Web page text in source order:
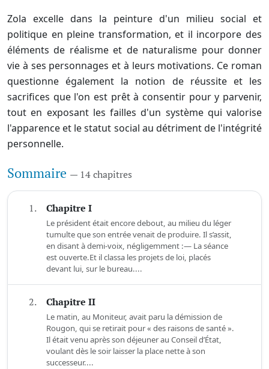
Zola excelle dans la peinture d'un milieu social et
politique en pleine transformation, et il incorpore des
éléments de réalisme et de naturalisme pour donner
vie à ses personnages et à leurs motivations. Ce roman
questionne également la notion de réussite et les
sacrifices que l'on est prêt à consentir pour y parvenir,
tout en exposant les failles d'un système qui valorise
l'apparence et le statut social au détriment de l'intégrité
personnelle.
Sommaire — 14 chapitres
1. Chapitre I
Le président était encore debout, au milieu du léger
tumulte que son entrée venait de produire. Il s’assit,
en disant à demi-voix, négligemment :— La séance
est ouverte.Et il classa les projets de loi, placés
devant lui, sur le bureau....
2. Chapitre II
Le matin, au Moniteur, avait paru la démission de
Rougon, qui se retirait pour « des raisons de santé ».
Il était venu après son déjeuner au Conseil d’État,
voulant dès le soir laisser la place nette à son
successeur....